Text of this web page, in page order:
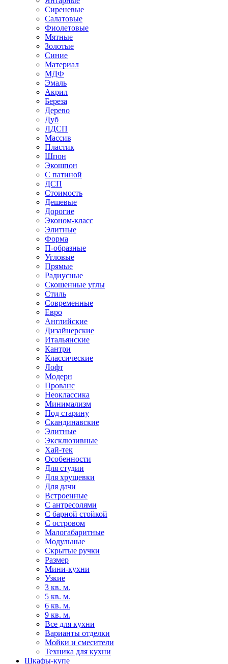
Сиреневые
Салатовые
Фиолетовые
Мятные
Золотые
Синие
Материал
МДФ
Эмаль
Акрил
Береза
Дерево
Дуб
ЛДСП
Массив
Пластик
Шпон
Экошпон
С патиной
ДСП
Стоимость
Дешевые
Дорогие
Эконом-класс
Элитные
Форма
П-образные
Угловые
Прямые
Радиусные
Скошенные углы
Стиль
Современные
Евро
Английские
Дизайнерские
Итальянские
Кантри
Классические
Лофт
Модерн
Прованс
Неоклассика
Минимализм
Под старину
Скандинавские
Элитные
Эксклюзивные
Хай-тек
Особенности
Для студии
Для хрущевки
Для дачи
Встроенные
С антресолями
С барной стойкой
С островом
Малогабаритные
Модульные
Скрытые ручки
Размер
Мини-кухни
Узкие
3 кв. м.
5 кв. м.
6 кв. м.
9 кв. м.
Все для кухни
Варианты отделки
Мойки и смесители
Техника для кухни
Шкафы-купе